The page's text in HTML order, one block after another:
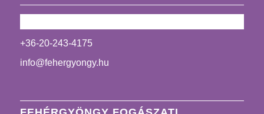
+36-20-243-4175
info@fehergyongy.hu